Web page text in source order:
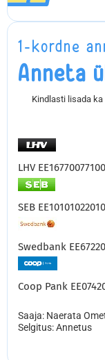
1-kordne
Anneta
Kindlasti lisada
LHV
SEB
Swedbank
Coop Pank
Saaja: Naerata
Selgitus: Annetus